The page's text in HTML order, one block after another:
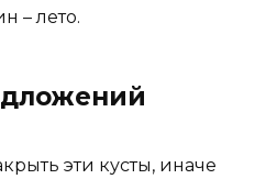
– лето.
эти кусты, иначе